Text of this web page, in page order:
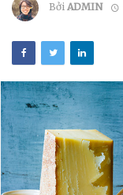
Bởi ADMIN